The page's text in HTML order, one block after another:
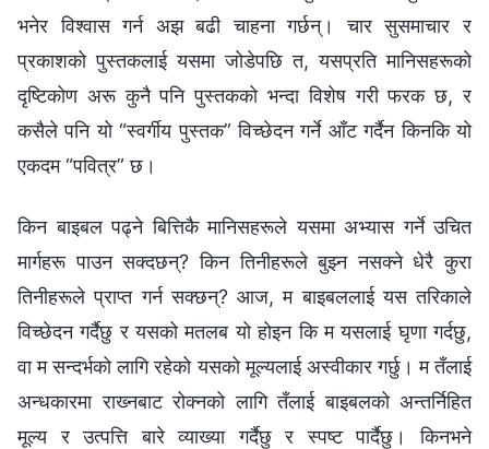
भनेर विश्‍वास गर्न अझ बढी चाहना गर्छन्। चार सुसमाचार र
प्रकाशको पुस्तकलाई यसमा जोडेपछि त, यसप्रति मानिसहरूको
दृष्टिकोण अरू कुनै पनि पुस्तकको भन्दा विशेष गरी फरक छ, र
कसैले पनि यो “स्वर्गीय पुस्तक” विच्छेदन गर्ने आँट गर्दैन किनकि यो
एकदम “पवित्र” छ।
किन बाइबल पढ्ने बित्तिकै मानिसहरूले यसमा अभ्यास गर्ने उचित
मार्गहरू पाउन सक्दछन्? किन तिनीहरूले बुझ्न नसक्‍ने धेरै कुरा
तिनीहरूले प्राप्त गर्न सक्छन्? आज, म बाइबललाई यस तरिकाले
विच्छेदन गर्दैछु र यसको मतलब यो होइन कि म यसलाई घृणा गर्दछु,
वा म सन्दर्भको लागि रहेको यसको मूल्यलाई अस्वीकार गर्छु। म तँलाई
अन्धकारमा राख्‍नबाट रोक्नको लागि तँलाई बाइबलको अन्तर्निहित
मूल्य र उत्पत्ति बारे व्याख्या गर्दैछु र स्पष्ट पार्दैछु। किनभने